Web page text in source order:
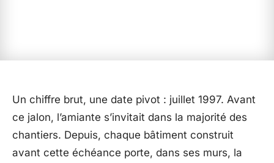
Un chiffre brut, une date pivot : juillet 1997. Avant
ce jalon, l’amiante s’invitait dans la majorité des
chantiers. Depuis, chaque bâtiment construit
avant cette échéance porte, dans ses murs, la